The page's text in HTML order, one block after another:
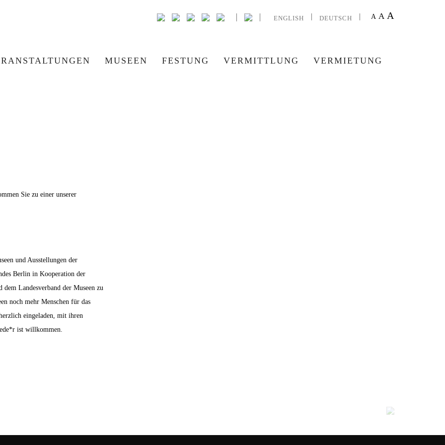
ENGLISH DEUTSCH A A A
MUSEEN FESTUNG VERMITTLUNG VERMIETUNG
Sie zu einer unserer
und Ausstellungen der
Berlin in Kooperation der
Landesverband der Museen zu
noch mehr Menschen für das
eingeladen, mit ihren
ist willkommen.